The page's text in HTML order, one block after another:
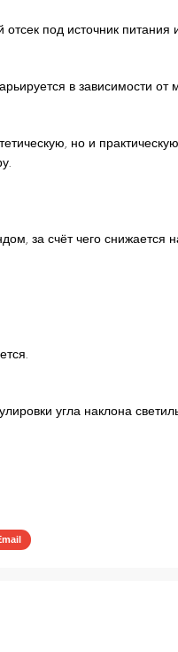
под источник питания
в зависимости от
но и
за счёт чего снижается
угла наклона